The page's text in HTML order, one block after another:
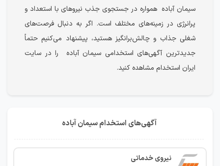
سیمان آباده همواره در جستجوی جذب نیروهای با استعداد و
پرانرژی در زمینه‌های مختلف است. اگر به دنبال فرصت‌های
شغلی جذاب و چالش‌برانگیز هستید، پیشنهاد می‌کنیم حتماً
جدیدترین آگهی‌های استخدامی سیمان آباده را در سایت
ایران استخدام مشاهده کنید.
آگهی‌های استخدام سیمان آباده
نیروی خدماتی